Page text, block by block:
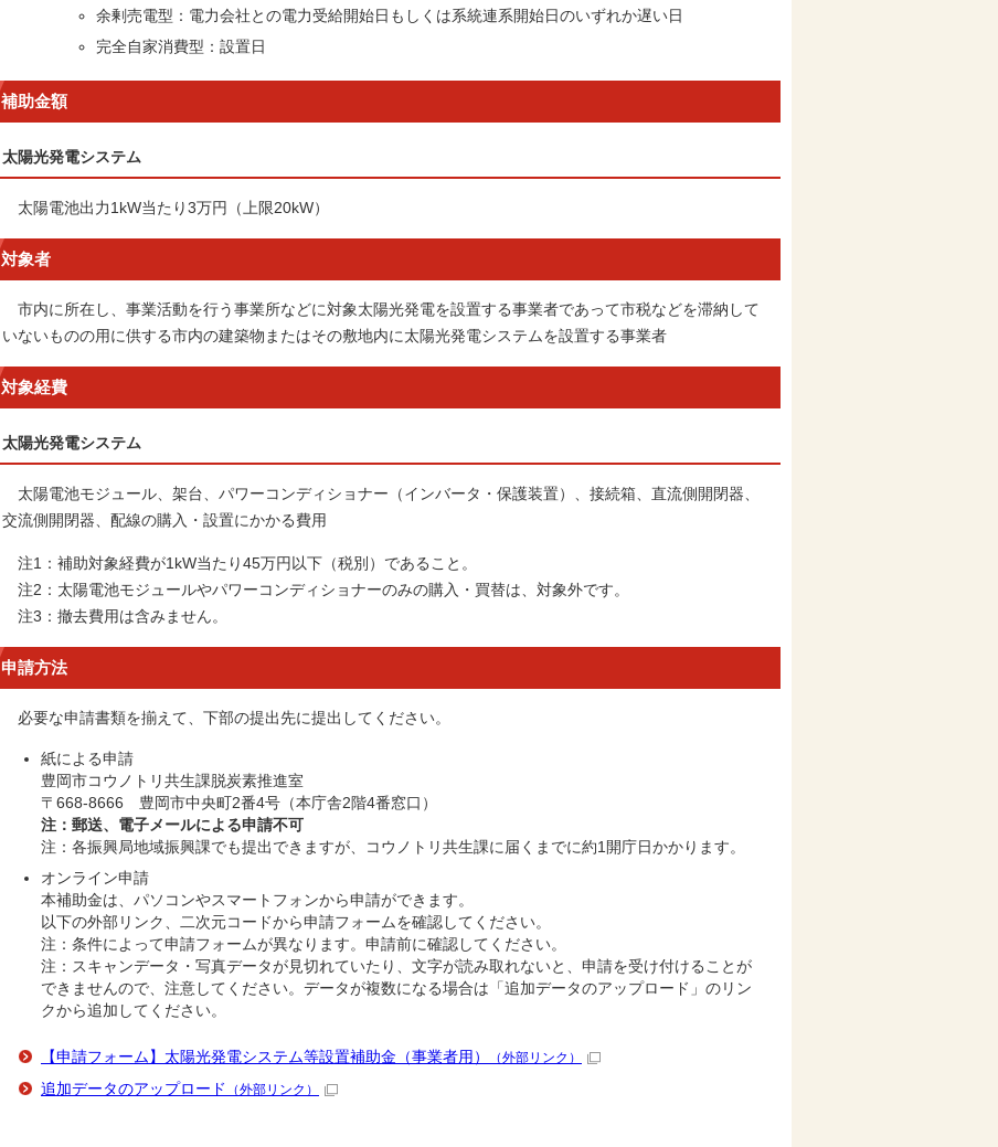
余剰売電型：電力会社との電力受給開始日もしくは系統連系開始日のいずれか遅い日
完全自家消費型：設置日
補助金額
太陽光発電システム
太陽電池出力1kW当たり3万円（上限20kW）
対象者
市内に所在し、事業活動を行う事業所などに対象太陽光発電を設置する事業者であって市税などを滞納して
いないものの用に供する市内の建築物またはその敷地内に太陽光発電システムを設置する事業者
対象経費
太陽光発電システム
太陽電池モジュール、架台、パワーコンディショナー（インバータ・保護装置）、接続箱、直流側開閉器、
交流側開閉器、配線の購入・設置にかかる費用
注1：補助対象経費が1kW当たり45万円以下（税別）であること。
注2：太陽電池モジュールやパワーコンディショナーのみの購入・買替は、対象外です。
注3：撤去費用は含みません。
申請方法
必要な申請書類を揃えて、下部の提出先に提出してください。
紙による申請
豊岡市コウノトリ共生課脱炭素推進室
〒668-8666 豊岡市中央町2番4号（本庁舎2階4番窓口）
注：郵送、電子メールによる申請不可
注：各振興局地域振興課でも提出できますが、コウノトリ共生課に届くまでに約1開庁日かかります。
オンライン申請
本補助金は、パソコンやスマートフォンから申請ができます。
以下の外部リンク、二次元コードから申請フォームを確認してください。
注：条件によって申請フォームが異なります。申請前に確認してください。
注：スキャンデータ・写真データが見切れていたり、文字が読み取れないと、申請を受け付けることが
できませんので、注意してください。データが複数になる場合は「追加データのアップロード」のリン
クから追加してください。
【申請フォーム】太陽光発電システム等設置補助金（事業者用） （外部リンク）
追加データのアップロード （外部リンク）